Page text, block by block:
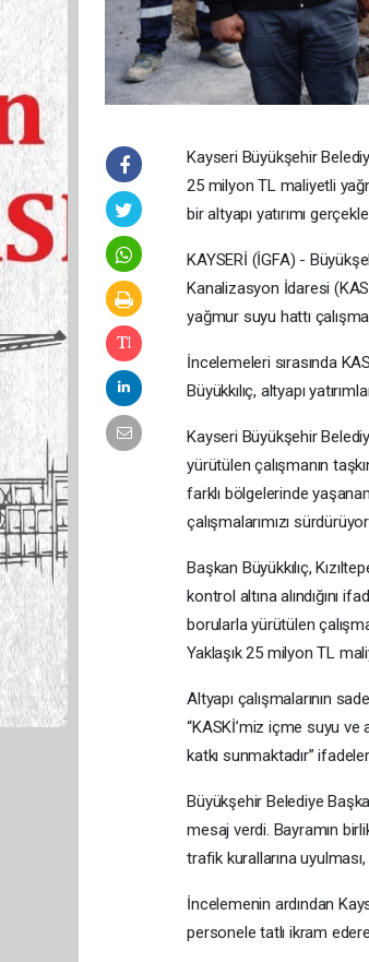
Kayseri Büyükşehir
25 milyon TL maliyetli
bir altyapı yatırımı
KAYSERİ (İGFA) -
Kanalizasyon İdaresi
yağmur suyu hattı
İncelemeleri sırasında
Büyükkılıç, altyapı
Kayseri Büyükşehir
yürütülen çalışmanın
farklı bölgelerinde
çalışmalarımızı
Başkan Büyükkılıç,
kontrol altına alındığını
borularla yürütülen
Yaklaşık 25 milyon TL
Altyapı çalışmalarının
“KASKİ’miz içme suyu ve
katkı sunmaktadır”
Büyükşehir Belediye
mesaj verdi. Bayramın
trafik kurallarına
İncelemenin ardından
personele tatlı ikram